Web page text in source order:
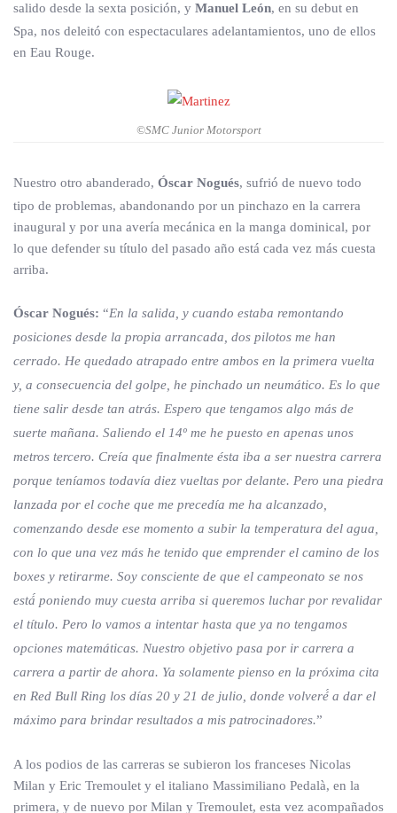
salido desde la sexta posición, y Manuel León, en su debut en
Spa, nos deleitó con espectaculares adelantamientos, uno de ellos
en Eau Rouge.
©SMC Junior Motorsport
Nuestro otro abanderado, Óscar Nogués, sufrió de nuevo todo
tipo de problemas, abandonando por un pinchazo en la carrera
inaugural y por una avería mecánica en la manga dominical, por
lo que defender su título del pasado año está cada vez más cuesta
arriba.
Óscar Nogués: “En la salida, y cuando estaba remontando
posiciones desde la propia arrancada, dos pilotos me han
cerrado. He quedado atrapado entre ambos en la primera vuelta
y, a consecuencia del golpe, he pinchado un neumático. Es lo que
tiene salir desde tan atrás. Espero que tengamos algo más de
suerte mañana. Saliendo el 14º me he puesto en apenas unos
metros tercero. Creía que finalmente ésta iba a ser nuestra carrera
porque teníamos todavía diez vueltas por delante. Pero una piedra
lanzada por el coche que me precedía me ha alcanzado,
comenzando desde ese momento a subir la temperatura del agua,
con lo que una vez más he tenido que emprender el camino de los
boxes y retirarme. Soy consciente de que el campeonato se nos
está́ poniendo muy cuesta arriba si queremos luchar por revalidar
el título. Pero lo vamos a intentar hasta que ya no tengamos
opciones matemáticas. Nuestro objetivo pasa por ir carrera a
carrera a partir de ahora. Ya solamente pienso en la próxima cita
en Red Bull Ring los días 20 y 21 de julio, donde volveré́ a dar el
máximo para brindar resultados a mis patrocinadores.”
A los podios de las carreras se subieron los franceses Nicolas
Milan y Eric Tremoulet y el italiano Massimiliano Pedalà, en la
primera, y de nuevo por Milan y Tremoulet, esta vez acompañados